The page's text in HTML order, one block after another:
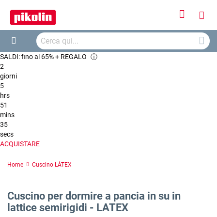
Accedi
Cerca
Cerca
SALDI: fino al 65% + REGALO ⓘ
2
giorni
5
hrs
51
mins
35
secs
ACQUISTARE
Home Cuscino LÁTEX
Cuscino per dormire a pancia in su in
lattice semirigidi - LATEX